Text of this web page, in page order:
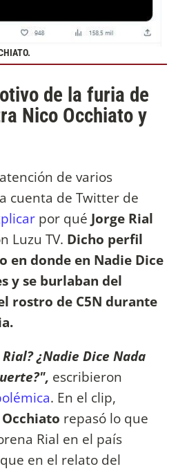
de la furia de
Nico Occhiato y
de varios
cuenta de Twitter de
por qué Jorge Rial
Luzu TV. Dicho perfil
en donde en Nadie Dice
y se burlaban del
rostro de C5N durante
¿Nadie Dice Nada
escribieron
. En el clip,
repasó lo que
Rial en el país
en el relato del